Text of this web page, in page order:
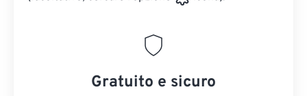
Gratuito e sicuro